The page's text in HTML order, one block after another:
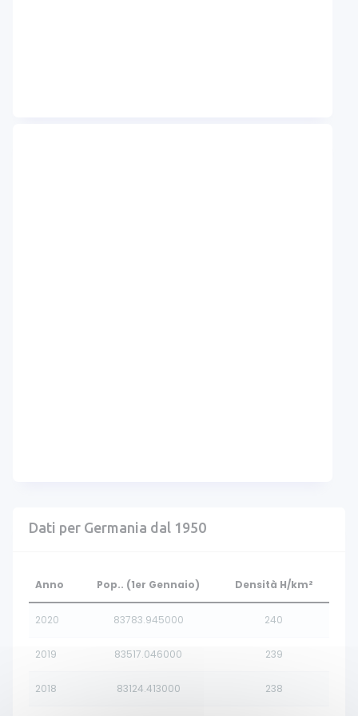
Dati per Germania dal 1950
Anno Pop.. (1er Gennaio) Densità H/km²
2020 83783.945000 240
2019 83517.046000 239
2018 83124.413000 238